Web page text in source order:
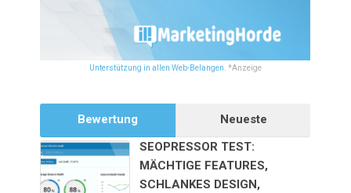
Unterstützung in allen Web-Belangen. *Anzeige
Bewertung
Neueste
SEOPRESSOR TEST:
MÄCHTIGE FEATURES,
SCHLANKES DESIGN,